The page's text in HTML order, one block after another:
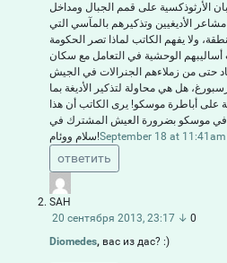
الأرثوذكسية على قمم الجبال ومداخل
مشاعر الأديغيين وتذكيرهم بالمآسي التي
ولا يفهم الكاتب لماذا تصر الحكومة
أساليبهم الوحشية في التعامل مع سكان
حتى من زملاءهم الجنرالات في الجيش
هل هي محاولة لتذكير الأديغة بما
أباطرة موسكو! يرى الكاتب أن هذا
في موسكو بضرورة العيش المشترك في
سلام ووئام!September 18 at 11:41am
ответить
SAH
20 сентября 2013, 23:17 ↓ 0
Diomedes, вас из дас? :)